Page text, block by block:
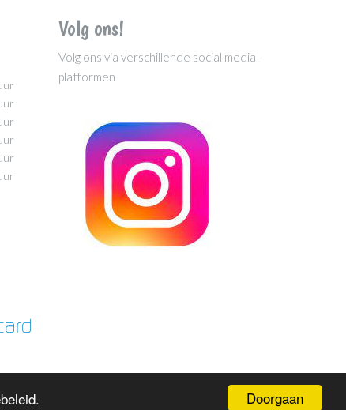
Doorgaan
Volg ons!
Volg ons via verschillende social media-
platformen